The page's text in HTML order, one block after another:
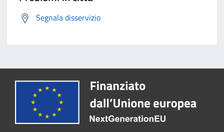
Segnala disservizio